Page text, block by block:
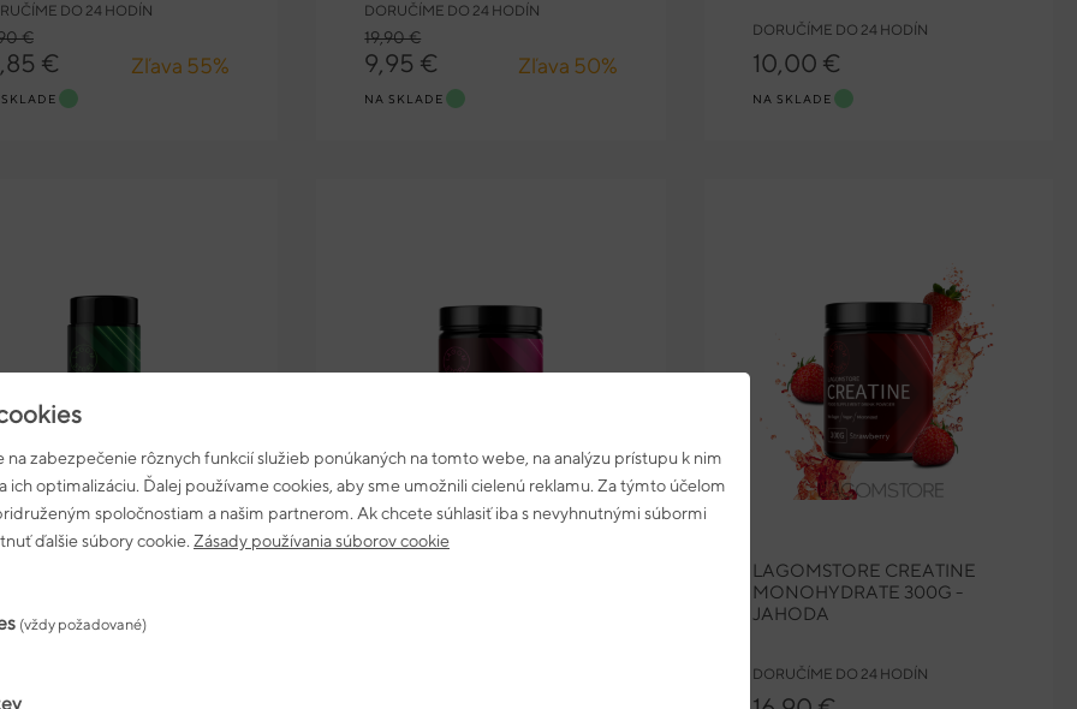
Zľava 55%
DO 24 HODÍN
€
€ Zľava 50%
DORUČÍME DO 24 HODÍN
19,90 €
9,95 €
NA SKLADE
DORUČÍME DO 24 HODÍN
10,00 €
NA SKLADE
LAGOMSTORE CREATINE
MONOHYDRATE 300G -
JAHODA
DORUČÍME DO 24 HODÍN
na zabezpečenie rôznych funkcií služieb ponúkaných na tomto webe, na analýzu prístupu k nim
ich optimalizáciu. Ďalej používame cookies, aby sme umožnili cielenú reklamu. Za týmto účelom
spoločnostiam a našim partnerom. Ak chcete súhlasiť iba s nevyhnutnými súbormi
ďalšie súbory cookie. Zásady používania súborov cookie
(vždy požadované)